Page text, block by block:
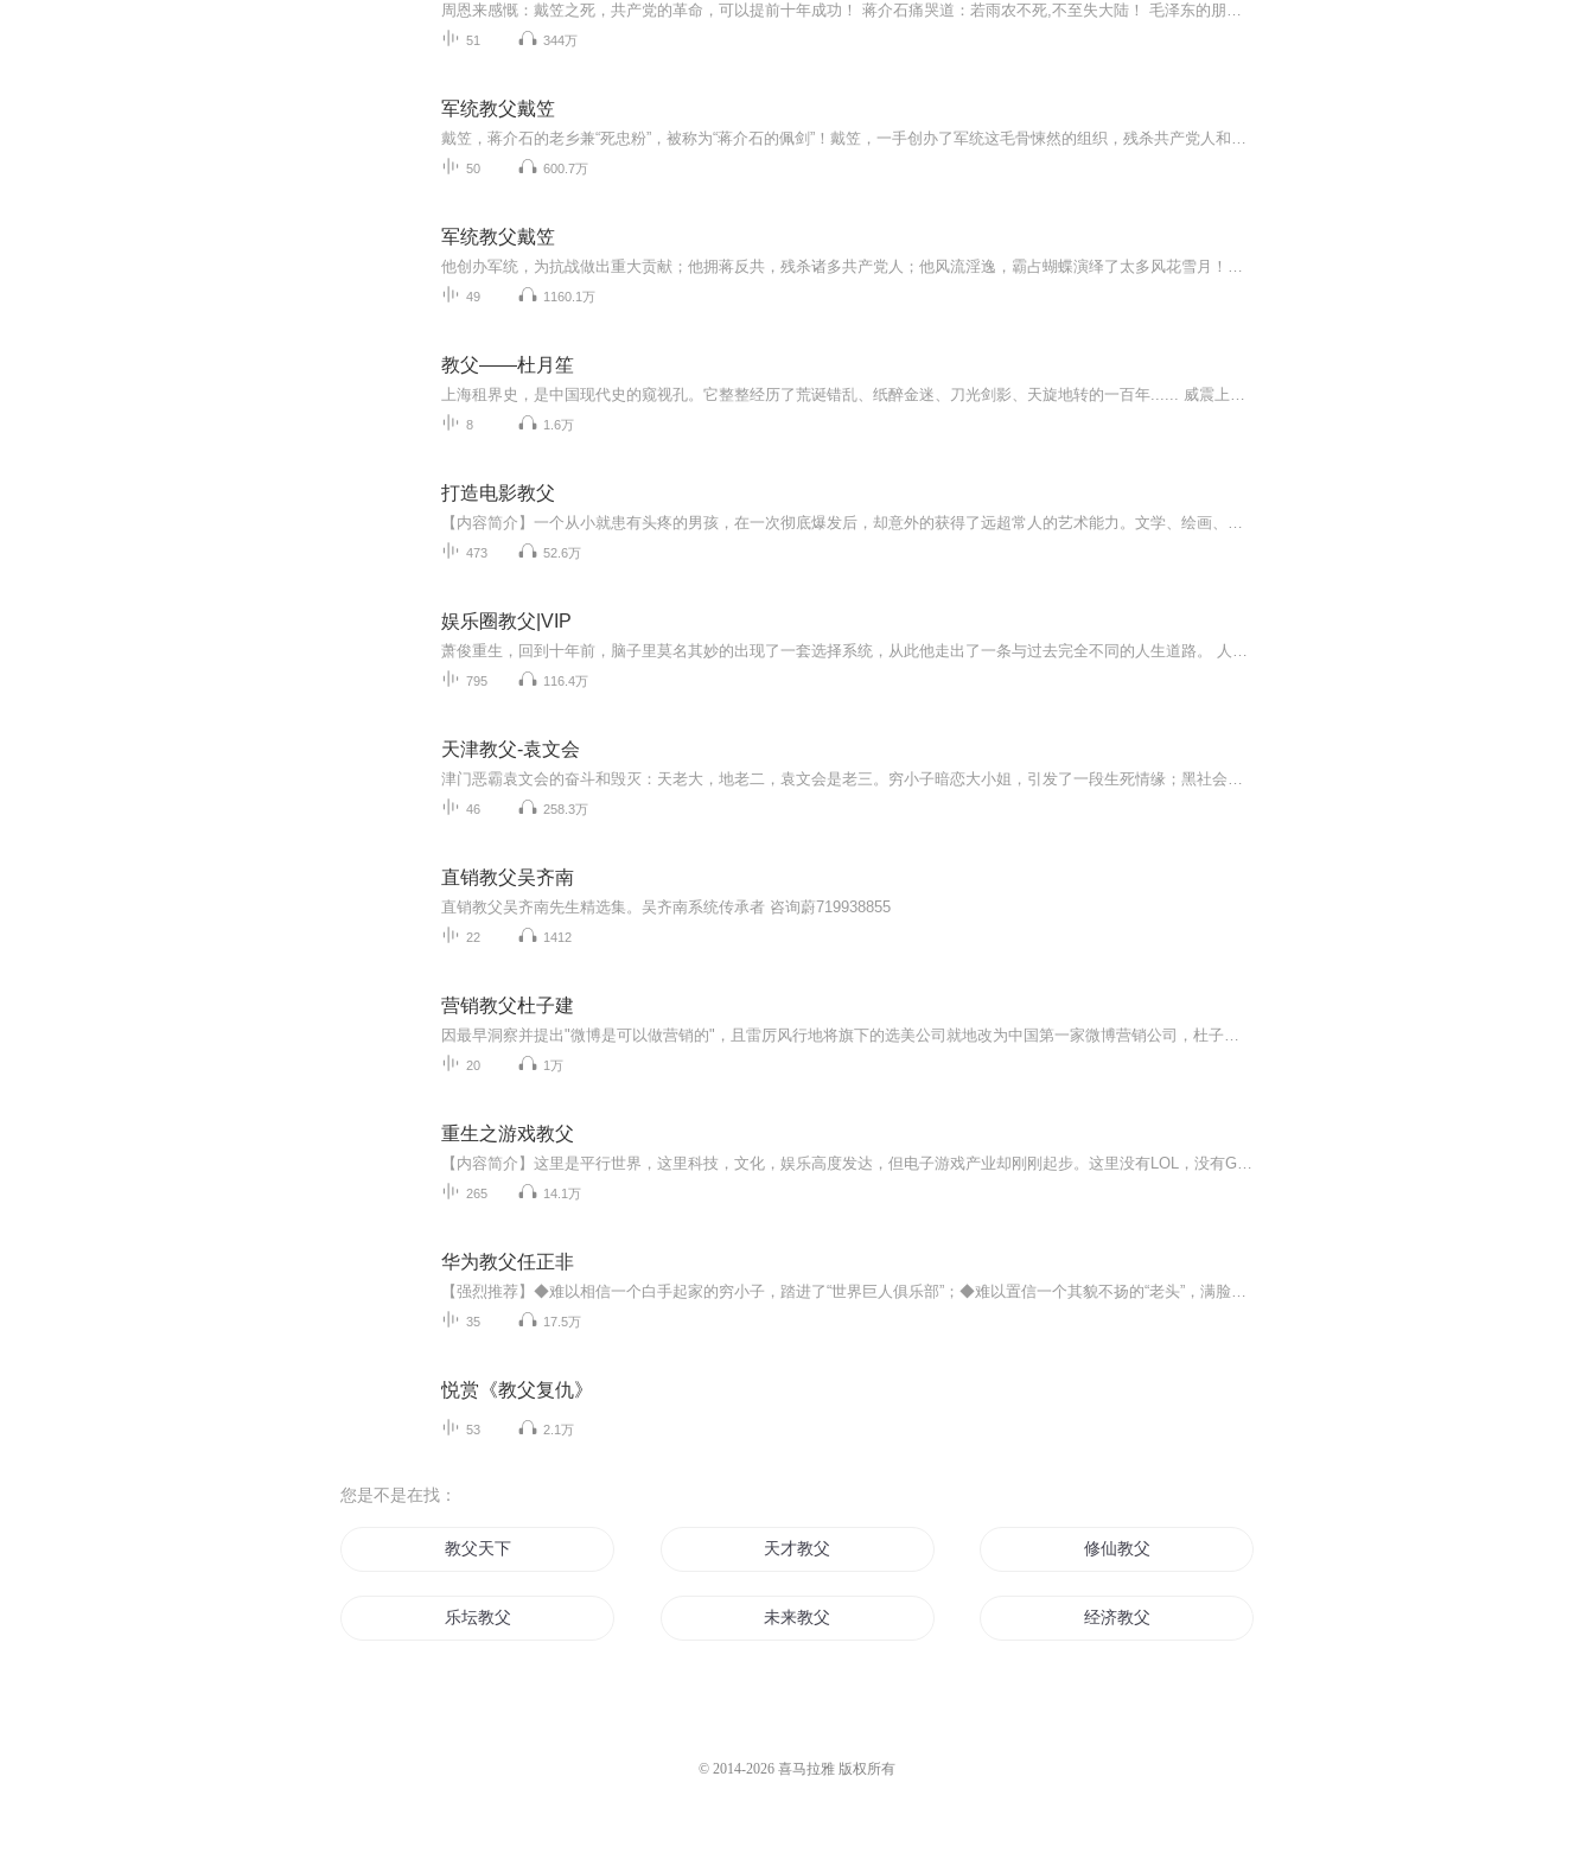
周恩来感慨：戴笠之死，共产党的革命，可以提前十年成功！ 蒋介石痛哭道：若雨农不死,不至失大陆！ 毛泽东的朋友章士钊则评价他：生为国家，死为国家，乱世行春秋事，功过盖棺尤未定！誉满天下，谤满天下，平生具侠义风，是非留待后人评！ ……戴笠，蒋介...
51 344万
军统教父戴笠
戴笠，蒋介石的老乡兼“死忠粉”，被称为“蒋介石的佩剑”！戴笠，一手创办了军统这毛骨悚然的组织，残杀共产党人和进步人士，却也对汉奸和日匪不留活口！ 戴笠，就像古代带着斗笠的杀手一样，来无影去无踪；也因此被称为“中国最神秘的人物”、“东方的希...
50 600.7万
军统教父戴笠
他创办军统，为抗战做出重大贡献；他拥蒋反共，残杀诸多共产党人；他风流淫逸，霸占蝴蝶演绎了太多风花雪月！他就是被称为“蒋介石的佩剑”、“中国的盖世太保”的军统教父戴笠！拨开民国乱世的诡秘风云，为你讲述充满争议又极富传奇的军统教父戴笠的故事...
49 1160.1万
教父——杜月笙
上海租界史，是中国现代史的窥视孔。它整整经历了荒诞错乱、纸醉金迷、刀光剑影、天旋地转的一百年...... 威震上海滩的三大亨:黄金荣、张啸林、杜月笙。其人其事因历史的重重迷雾越发充满传奇。 而杜月笙是旧中国“三百年帮会第一人”。 他15岁孤身闯荡上海滩，从一个四处流浪的街头小混混，一步步成为上海滩呼风唤雨、说一不二的人物，成为“上海三大亨”之首。靠的不只是那股傲视群雄、蛮横霸道的“狠劲儿”，更重要的是机灵诡诈、善于结交的纵横捭阖之才，而其骨子里的江湖义气，更是让他的一生充满了...
8 1.6万
打造电影教父
【内容简介】一个从小就患有头疼的男孩，在一次彻底爆发后，却意外的获得了远超常人的艺术能力。文学、绘画、雕塑、音乐、舞蹈、戏剧、电影、曲艺，他可以信手拈来。只需随便一学，便能如同他人苦练数年一般熟练。伴随着这种非人的能力，从此他便踏上了一...
473 52.6万
娱乐圈教父|VIP
萧俊重生，回到十年前，脑子里莫名其妙的出现了一套选择系统，从此他走出了一条与过去完全不同的人生道路。 人生一个个抉择，摆在萧俊的面前，选择正确，系统存档保留；选择错误，系统强制回档，重新开始。《娱乐圈教父》为精品付费专辑，0.2元/集，免费试...
795 116.4万
天津教父-袁文会
津门恶霸袁文会的奋斗和毁灭：天老大，地老二，袁文会是老三。穷小子暗恋大小姐，引发了一段生死情缘；黑社会尔虞我诈、弱肉强食，上演了一幕幕惊心动魄的故事；天津卫人欲横流、奢侈糜烂，出现了一桩桩滔天罪恶；汉奸恶霸认贼作父，难逃正义的审...
46 258.3万
直销教父吴齐南
直销教父吴齐南先生精选集。吴齐南系统传承者 咨询蔚719938855
22 1412
营销教父杜子建
因最早洞察并提出"微博是可以做营销的"，且雷厉风行地将旗下的选美公司就地改为中国第一家微博营销公司，杜子建又被行业人尊誉为"微博营销教父"。另外，杜子建也是《非你莫属》节目的首席特邀嘉宾，在微博上可谓尽显"犀利导师"的一面，但是在节目中又是"毒舌导师"，见面方知其温热文雅，性格具有多面性
20 1万
重生之游戏教父
【内容简介】这里是平行世界，这里科技，文化，娱乐高度发达，但电子游戏产业却刚刚起步。这里没有LOL，没有GTA，魔兽等耳熟能详的游戏。这里的人们依然玩着卡带游戏机不亦乐乎。叶乐来到这里，势必要吹响游戏的号角。【作者/主播简介】作者：没文化的板砖...
265 14.1万
华为教父任正非
【强烈推荐】◆难以相信一个白手起家的穷小子，踏进了“世界巨人俱乐部”；◆难以置信一个其貌不扬的“老头”，满脸的沧桑和忧郁，竟会成为令跨国巨头寝食难安的噩梦；◆难以想象一个有着德意志式的中国偏执狂，竟会成为中外权威媒体争相报道的焦点。【内...
35 17.5万
悦赏《教父复仇》
53 2.1万
您是不是在找：
教父天下 天才教父 修仙教父
乐坛教父 未来教父 经济教父
© 2014-2026 喜马拉雅 版权所有